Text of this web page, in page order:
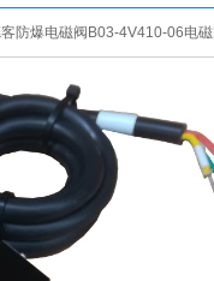
防爆电磁阀B03-4V410-06电